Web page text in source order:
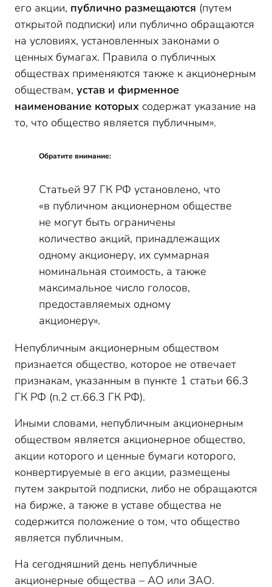
его акции, публично размещаются (путем
открытой подписки) или публично обращаются
на условиях, установленных законами о
ценных бумагах. Правила о публичных
обществах применяются также к акционерным
обществам, устав и фирменное
наименование которых содержат указание на
то, что общество является публичным».
Обратите внимание:
Статьей 97 ГК РФ установлено, что
«в публичном акционерном обществе
не могут быть ограничены
количество акций, принадлежащих
одному акционеру, их суммарная
номинальная стоимость, а также
максимальное число голосов,
предоставляемых одному
акционеру».
Непубличным акционерным обществом
признается общество, которое не отвечает
признакам, указанным в пункте 1 статьи 66.3
ГК РФ (п.2 ст.66.3 ГК РФ).
Иными словами, непубличным акционерным
обществом является акционерное общество,
акции которого и ценные бумаги которого,
конвертируемые в его акции, размещены
путем закрытой подписки, либо не обращаются
на бирже, а также в уставе общества не
содержится положение о том, что общество
является публичным.
На сегодняшний день непубличные
акционерные общества – АО или ЗАО.